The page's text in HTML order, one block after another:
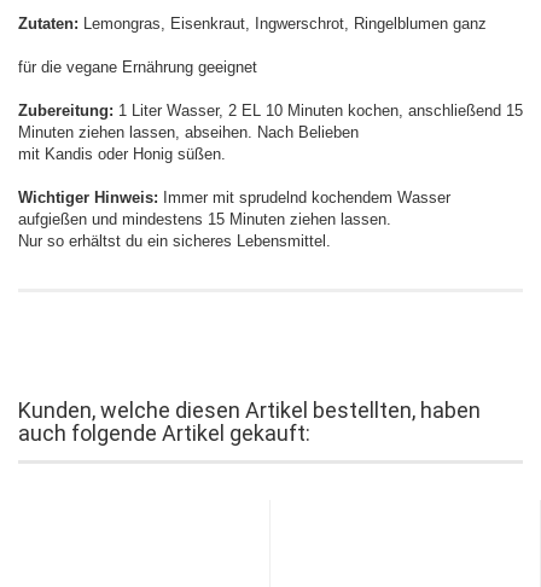
Zutaten: Lemongras, Eisenkraut, Ingwerschrot, Ringelblumen ganz
für die vegane Ernährung geeignet
Zubereitung: 1 Liter Wasser, 2 EL 10 Minuten kochen, anschließend 15
Minuten ziehen lassen, abseihen. Nach Belieben
mit Kandis oder Honig süßen.
Wichtiger Hinweis: Immer mit sprudelnd kochendem Wasser
aufgießen und mindestens 15 Minuten ziehen lassen.
Nur so erhältst du ein sicheres Lebensmittel.
Kunden, welche diesen Artikel bestellten, haben
auch folgende Artikel gekauft: